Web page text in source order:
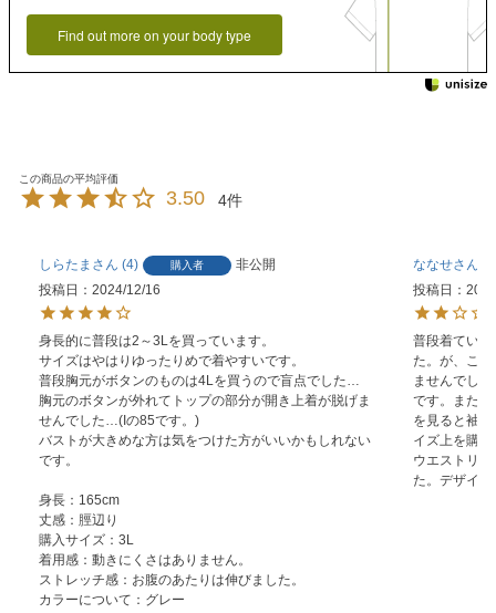
Find out more on your body type
3.50 4
しらたま 4 購入者
非公開
投稿日
2024/12/16
身長的に普段は2～3Lを買っています。
サイズはやはりゆったりめで着やすいです。
普段胸元がボタンのものは4Lを買うので盲点でした…
胸元のボタンが外れてトップの部分が開き上着が脱げま
せんでした…(Iの85です。)
バストが大きめな方は気をつけた方がいいかもしれない
です。
身長：165cm
丈感：脛辺り
購入サイズ：3L
着用感：動きにくさはありません。
ストレッチ感：お腹のあたりは伸びました。
カラーについて：グレー
ななせ
投稿日
普段着てい
た。が、こ
ませんでし
です。また
を見ると袖
イズ上を購
ウエストリ